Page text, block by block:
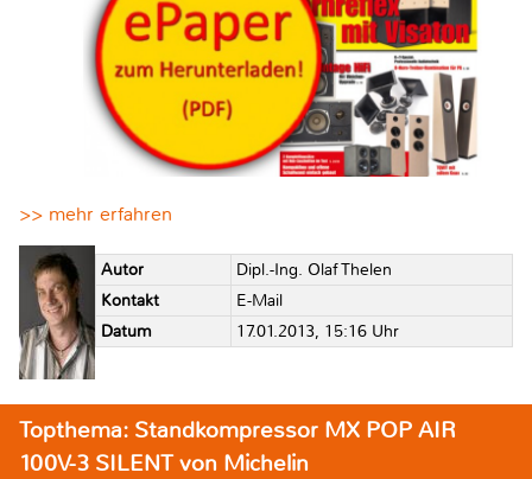
>> mehr erfahren
Autor
Dipl.-Ing. Olaf Thelen
Kontakt
E-Mail
Datum
17.01.2013, 15:16 Uhr
Topthema: Standkompressor MX POP AIR
100V-3 SILENT von Michelin